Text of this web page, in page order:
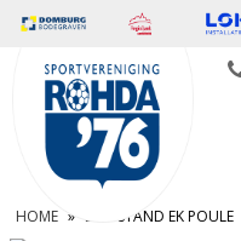
HOME » EINDSTAND EK POULE